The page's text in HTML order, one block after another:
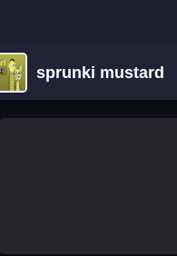
sprunki mustard